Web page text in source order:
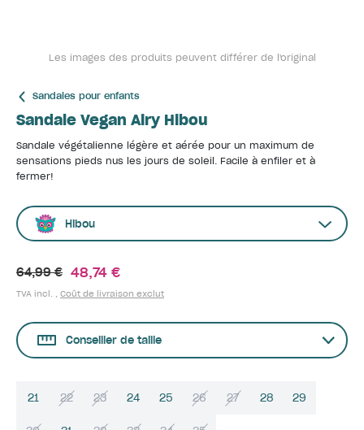
Les images des produits peuvent différer de l'original
Sandales pour enfants
Sandale Vegan Airy Hibou
Sandale végétalienne légère et aérée pour un maximum de
sensations pieds nus les jours de soleil. Facile à enfiler et à
fermer!
Hibou
64,99 € 48,74 €
TVA incl. , Coût de livraison exclut
Conseiller de taille
21 22 23 24 25 26 27 28 29